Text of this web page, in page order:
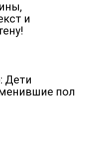
и
Дети
пол